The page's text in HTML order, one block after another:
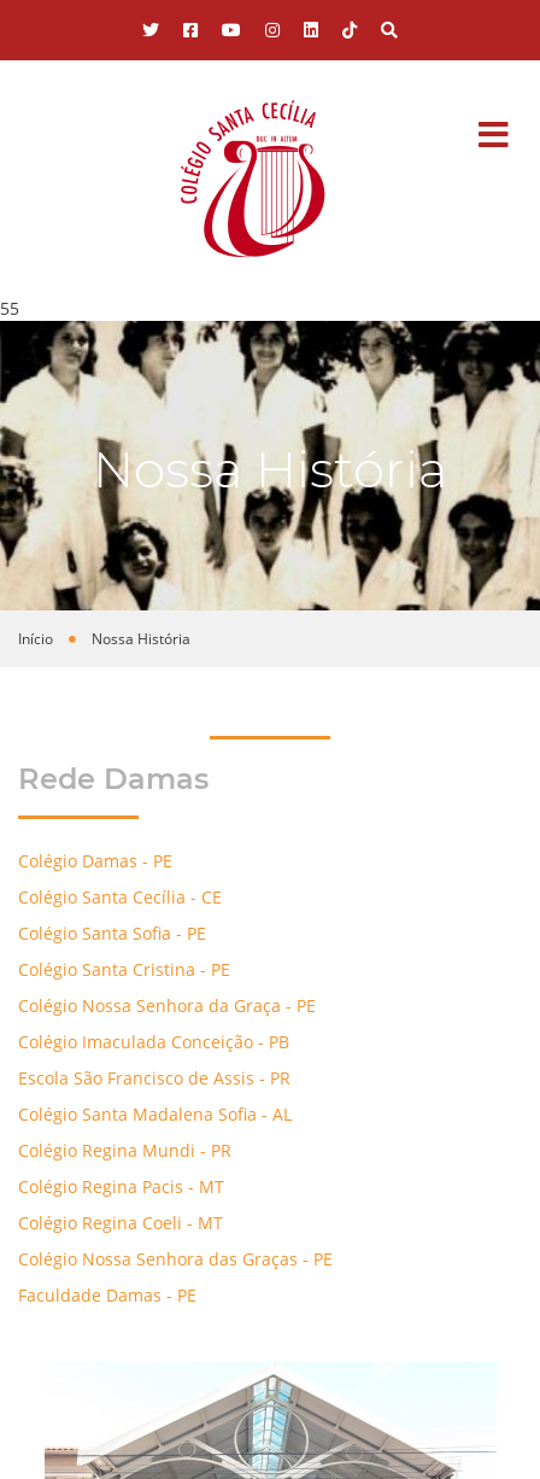
55
Nossa História
Você está aqui
Início Nossa História
Rede Damas
Colégio Damas - PE
Colégio Santa Cecília - CE
Colégio Santa Sofia - PE
Colégio Santa Cristina - PE
Colégio Nossa Senhora da Graça - PE
Colégio Imaculada Conceição - PB
Escola São Francisco de Assis - PR
Colégio Santa Madalena Sofia - AL
Colégio Regina Mundi - PR
Colégio Regina Pacis - MT
Colégio Regina Coeli - MT
Colégio Nossa Senhora das Graças - PE
Faculdade Damas - PE